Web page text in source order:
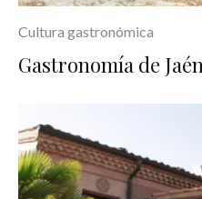
Cultura gastronómica
Gastronomía de